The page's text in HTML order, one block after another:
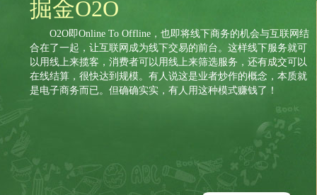
掘金O2O
O2O即Online To Offline，也即将线下商务的机会与互联网结
合在了一起，让互联网成为线下交易的前台。这样线下服务就可
以用线上来揽客，消费者可以用线上来筛选服务，还有成交可以
在线结算，很快达到规模。有人说这是业者炒作的概念， 本质就
是电子商务而已。 但确确实实，有人用这种模式赚钱了！